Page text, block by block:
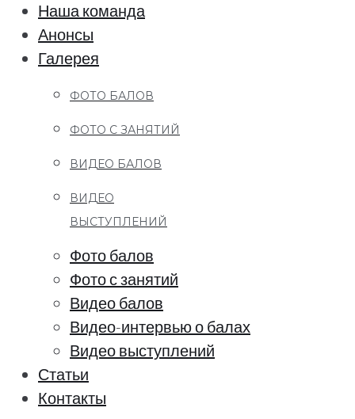
Наша команда
Анонсы
Галерея
ФОТО БАЛОВ
ФОТО С ЗАНЯТИЙ
ВИДЕО БАЛОВ
ВИДЕО
ВЫСТУПЛЕНИЙ
Фото балов
Фото с занятий
Видео балов
Видео-интервью о балах
Видео выступлений
Статьи
Контакты